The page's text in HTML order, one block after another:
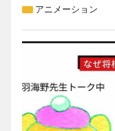
アニメーション